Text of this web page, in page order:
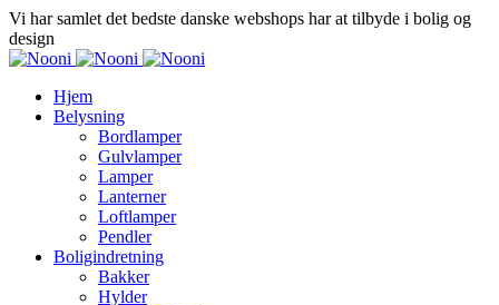
Vi har samlet det bedste danske webshops har at tilbyde i bolig og
design
Hjem
Belysning
Bordlamper
Gulvlamper
Lamper
Lanterner
Loftlamper
Pendler
Boligindretning
Bakker
Hylder